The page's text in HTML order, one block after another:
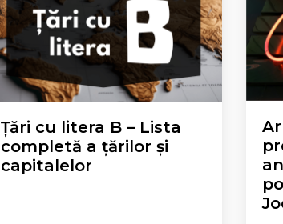
Țări cu litera B – Lista
completă a țărilor și
capitalelor